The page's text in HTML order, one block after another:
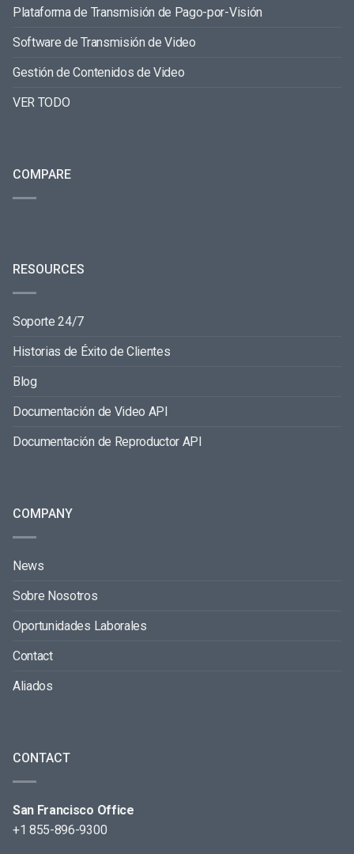
Plataforma de Transmisión de Pago-por-Visión
Software de Transmisión de Video
Gestión de Contenidos de Video
VER TODO
COMPARE
RESOURCES
Soporte 24/7
Historias de Éxito de Clientes
Blog
Documentación de Video API
Documentación de Reproductor API
COMPANY
News
Sobre Nosotros
Oportunidades Laborales
Contact
Aliados
CONTACT
San Francisco Office
+1 855-896-9300